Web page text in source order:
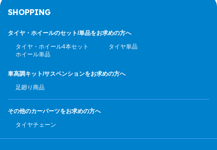
SHOPPING
タイヤ・ホイールのセット/単品をお求めの方へ
タイヤ・ホイール4本セット
タイヤ単品
ホイール単品
車高調キット/サスペンションをお求めの方へ
足廻り商品
その他のカーパーツをお求めの方へ
タイヤチェーン